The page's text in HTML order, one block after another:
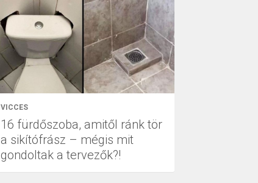
VICCES
16 fürdőszoba, amitől ránk tör
a sikítófrász – mégis mit
gondoltak a tervezők?!